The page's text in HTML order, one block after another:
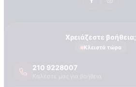
Χρειάζεστε βοήθεια;
Κλειστά τώρα
210 9228007